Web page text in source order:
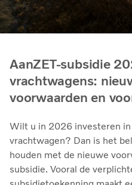
AanZET-subsidie
vrachtwagens:
voorwaarden en
Wilt u in 2026 investeren
vrachtwagen? Dan is het
houden met de nieuwe
subsidie. Vooral de